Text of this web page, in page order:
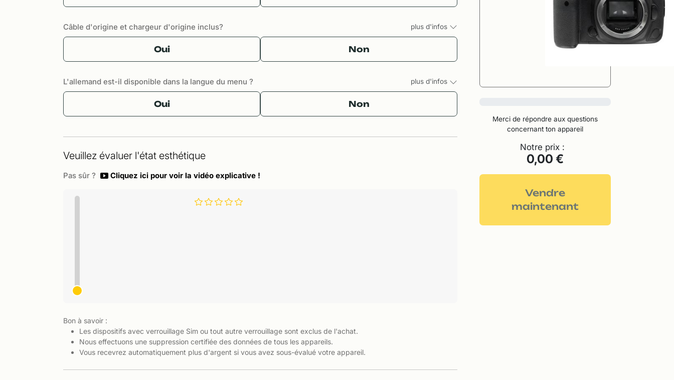
Câble d'origine et chargeur d'origine inclus? plus d'infos
Oui Non
L'allemand est-il disponible dans la langue du menu ? plus d'infos
Oui Non
Veuillez évaluer l'état esthétique
Pas sûr ? Cliquez ici pour voir la vidéo explicative !
Bon à savoir :
Les dispositifs avec verrouillage Sim ou tout autre verrouillage sont exclus de l'achat.
Nous effectuons une suppression certifiée des données de tous les appareils.
Vous recevrez automatiquement plus d'argent si vous avez sous-évalué votre appareil.
Merci de répondre aux questions
concernant ton appareil
Notre prix :
0,00 €
Vendre
maintenant